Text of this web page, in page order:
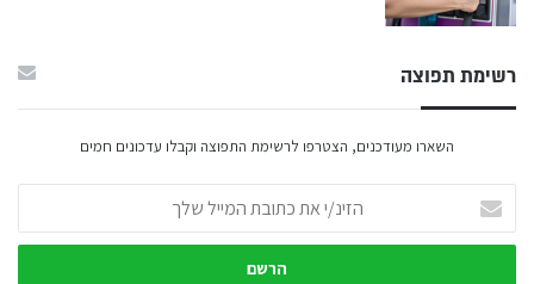
רשימת תפוצה
השארו מעודכנים, הצטרפו לרשימת התפוצה וקבלו עדכונים חמים
י